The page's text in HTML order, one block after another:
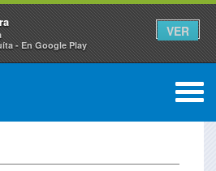
- En Google Play
VER
0